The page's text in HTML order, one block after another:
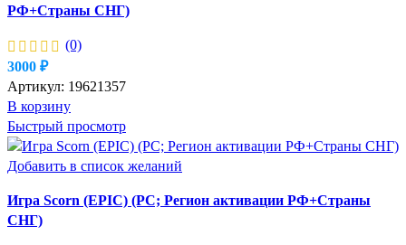
РФ+Страны СНГ)
(0)
3000 ₽
Артикул: 19621357
В корзину
Быстрый просмотр
Добавить в список желаний
Игра Scorn (EPIC) (PC; Регион активации РФ+Страны
СНГ)